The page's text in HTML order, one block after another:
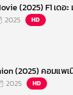
(2025) F1 เดอ
2025 HD
(2025) คอมแพเ
2025 HD